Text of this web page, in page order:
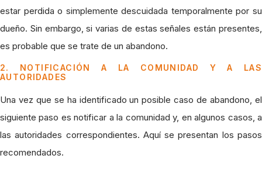
estar perdida o simplemente descuidada temporalmente por su
dueño. Sin embargo, si varias de estas señales están presentes,
es probable que se trate de un abandono.
2. NOTIFICACIÓN A LA COMUNIDAD Y A LAS
AUTORIDADES
Una vez que se ha identificado un posible caso de abandono, el
siguiente paso es notificar a la comunidad y, en algunos casos, a
las autoridades correspondientes. Aquí se presentan los pasos
recomendados.